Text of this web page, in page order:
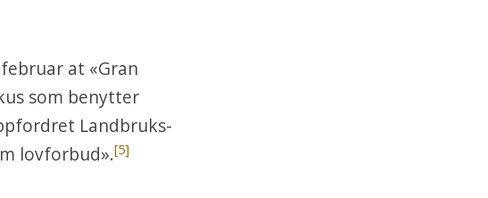
at «Gran
som benytter
Landbruks-
lovforbud».[5]